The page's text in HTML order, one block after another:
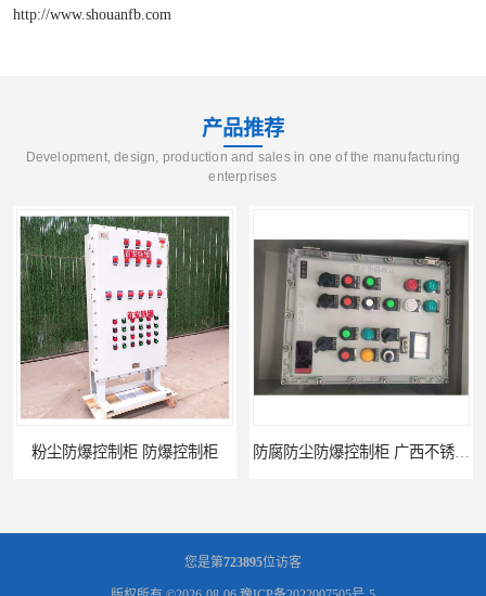
http://www.shouanfb.com
产品推荐
Development, design, production and sales in one of the manufacturing
enterprises
粉尘防爆控制柜 防爆控制柜
您是第723895位访客